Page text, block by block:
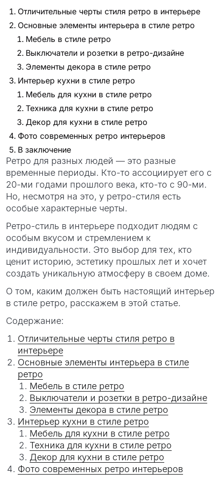
Отличительные черты стиля ретро в интерьере
Основные элементы интерьера в стиле ретро
Мебель в стиле ретро
Выключатели и розетки в ретро-дизайне
Элементы декора в стиле ретро
Интерьер кухни в стиле ретро
Мебель для кухни в стиле ретро
Техника для кухни в стиле ретро
Декор для кухни в стиле ретро
Фото современных ретро интерьеров
В заключение
Ретро для разных людей — это разные
временные периоды. Кто-то ассоциирует его с
20-ми годами прошлого века, кто-то с 90-ми.
Но, несмотря на это, у ретро-стиля есть
особые характерные черты.
Ретро-стиль в интерьере подходит людям с
особым вкусом и стремлением к
индивидуальности. Это выбор для тех, кто
ценит историю, эстетику прошлых лет и хочет
создать уникальную атмосферу в своем доме.
О том, каким должен быть настоящий интерьер
в стиле ретро, расскажем в этой статье.
Содержание:
Отличительные черты стиля ретро в
интерьере
Основные элементы интерьера в стиле
ретро
Мебель в стиле ретро
Выключатели и розетки в ретро-дизайне
Элементы декора в стиле ретро
Интерьер кухни в стиле ретро
Мебель для кухни в стиле ретро
Техника для кухни в стиле ретро
Декор для кухни в стиле ретро
Фото современных ретро интерьеров